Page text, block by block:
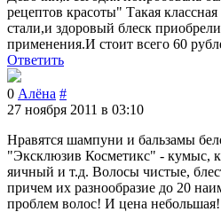
рецептов красоты" Такая
стали,и здоровый блеск
применения.И стоит всего 60
Ответить
0 Алёна #
27 ноября 2011 в 03:10
Нравятся шампуни и бальзамы
"Эксклюзив Косметикс" - кумыс,
яичный и т.д. Волосы чистые,
причем их разнообразие до 20
проблем волос! И цена небольшая!